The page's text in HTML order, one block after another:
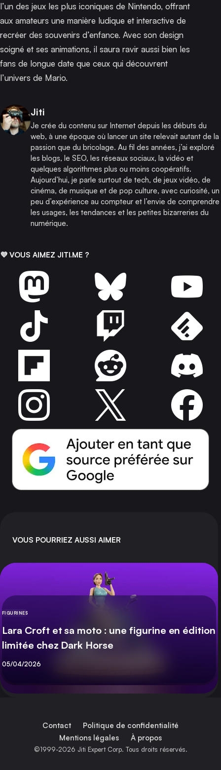
l’un des jeux les plus iconiques de Nintendo, offrant
aux amateurs une manière ludique et interactive de
recréer des souvenirs d’enfance. Avec son design
soigné et ses animations, il saura ravir aussi bien les
fans de longue date que ceux qui découvrent
l’univers de Mario.
Publié par
Jiti
Je crée du contenu sur Internet depuis les débuts du
web, à une époque où lancer un site relevait autant de la
passion que du bricolage. Au fil des années, j’ai exploré
les blogs, le SEO, les réseaux sociaux, la vidéo et
quelques algorithmes plus ou moins coopératifs.
Aujourd’hui, je parle surtout de tech, de jeux vidéo, de
cinéma, de musique et de pop culture, avec curiosité, un
peu d’expérience au compteur et l’envie de comprendre
les usages, les tendances et les petites bizarreries du
numérique.
💜 VOUS AIMEZ JITI.ME ?
VOUS POURRIEZ AUSSI AIMER
CATÉGORIE
FIGURINES
Lara Croft et sa moto : une figurine en édition
limitée chez Dark Horse
Publié
05/04/2026
Contact
Politique de confidentialité
Mentions légales
À propos
©1999-2026 Jiti Expert Corp. Tous droits réservés.